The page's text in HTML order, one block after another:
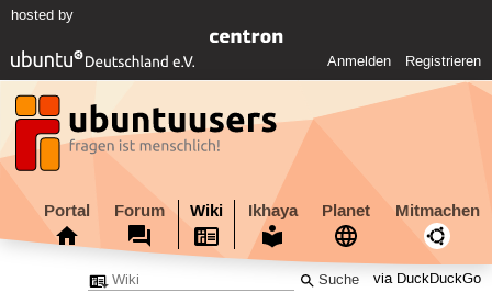
hosted by
Anmelden Registrieren
Portal Forum Wiki Ikhaya Planet Mitmachen
via DuckDuckGo